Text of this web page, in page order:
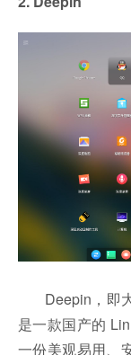
Deepin，即大
是一款国产的
一份美观易用、